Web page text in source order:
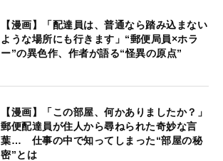
【漫画】「配達員は、普通なら踏み込まない
ような場所にも行きます」“郵便局員×ホラ
ー”の異色作、作者が語る“怪異の原点”
【漫画】「この部屋、何かありましたか？」
郵便配達員が住人から尋ねられた奇妙な言
葉… 仕事の中で知ってしまった“部屋の秘
密”とは